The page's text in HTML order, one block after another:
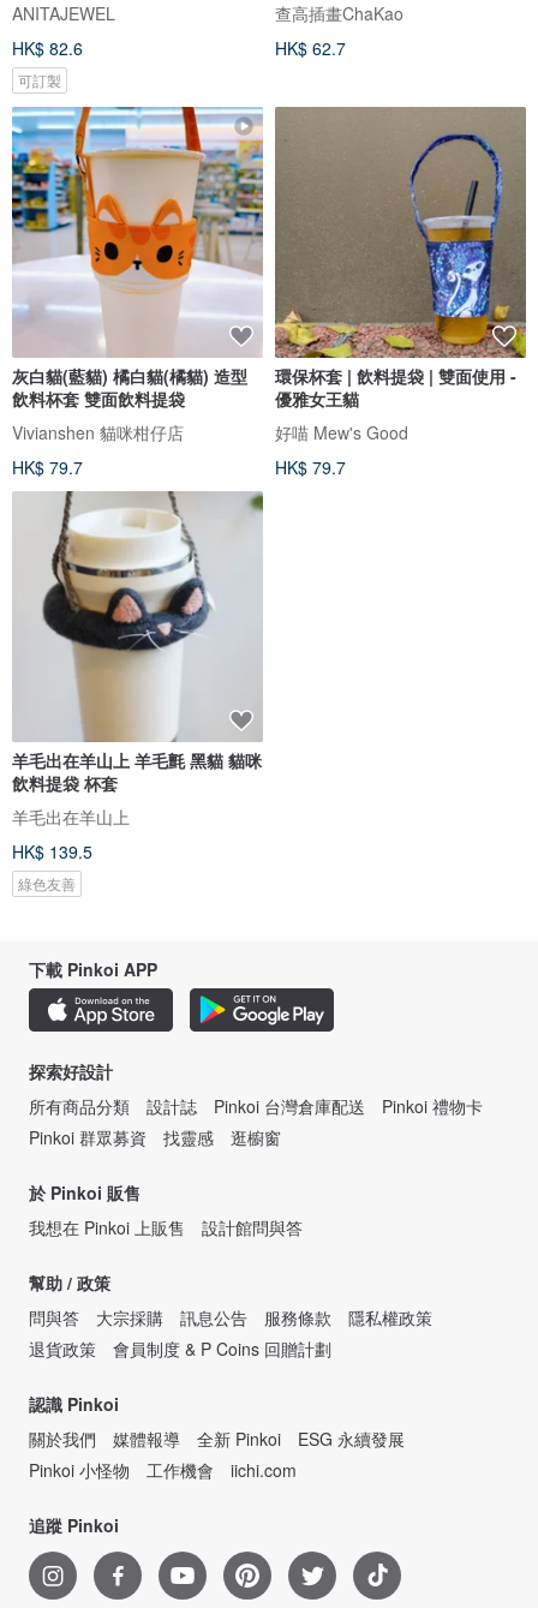
ANITAJEWEL
HK$ 82.6
可訂製
查高插畫ChaKao
HK$ 62.7
灰白貓(藍貓) 橘白貓(橘貓) 造型
飲料杯套 雙面飲料提袋
Vivianshen 貓咪柑仔店
HK$ 79.7
環保杯套 | 飲料提袋 | 雙面使用 -
優雅女王貓
好喵 Mew's Good
HK$ 79.7
羊毛出在羊山上 羊毛氈 黑貓 貓咪
飲料提袋 杯套
羊毛出在羊山上
HK$ 139.5
綠色友善
下載 Pinkoi APP
探索好設計
所有商品分類
設計誌 Pinkoi 台灣倉庫配送
Pinkoi 禮物卡
Pinkoi 群眾募資
找靈感 逛櫥窗
於 Pinkoi 販售
我想在 Pinkoi 上販售
設計館問與答
幫助 / 政策
問與答
大宗採購 訊息公告 服務條款
隱私權政策
退貨政策
會員制度 & P Coins 回贈計劃
認識 Pinkoi
關於我們
媒體報導 全新 Pinkoi
ESG 永續發展
Pinkoi 小怪物
工作機會 iichi.com
追蹤 Pinkoi